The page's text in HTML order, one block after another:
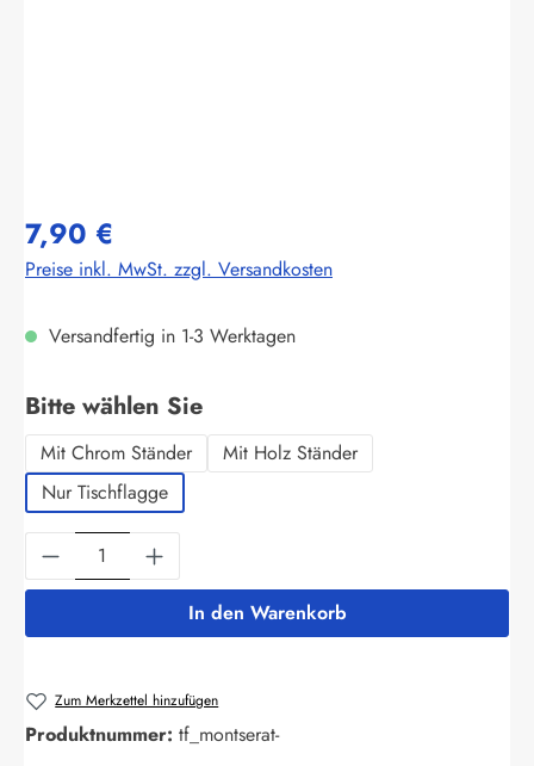
7,90 €
Preise inkl. MwSt. zzgl. Versandkosten
Versandfertig in 1-3 Werktagen
Bitte wählen Sieauswählen
Mit Chrom Ständer
Mit Holz Ständer
Nur Tischflagge
Produkt Anzahl: Gib den gewünschten
In den Warenkorb
Zum Merkzettel hinzufügen
Produktnummer: tf_montserat-